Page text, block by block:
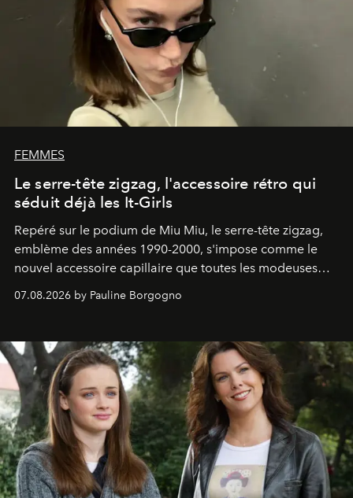
FEMMES
Le serre-tête zigzag, l'accessoire rétro qui
séduit déjà les It-Girls
Repéré sur le podium de Miu Miu, le serre-tête zigzag,
emblème des années 1990-2000, s'impose comme le
nouvel accessoire capillaire que toutes les modeuses
07.08.2026 by Pauline Borgogno